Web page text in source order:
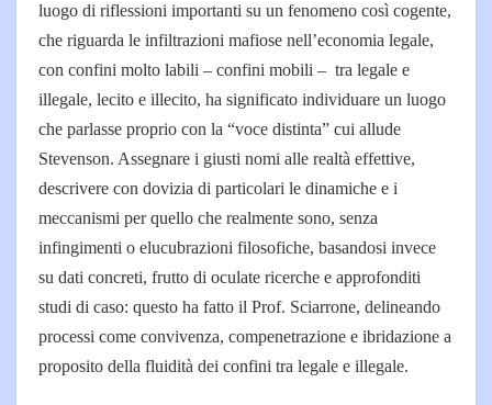
luogo di riflessioni importanti su un fenomeno così cogente,
che riguarda le infiltrazioni mafiose nell’economia legale,
con confini molto labili – confini mobili – tra legale e
illegale, lecito e illecito, ha significato individuare un luogo
che parlasse proprio con la “voce distinta” cui allude
Stevenson. Assegnare i giusti nomi alle realtà effettive,
descrivere con dovizia di particolari le dinamiche e i
meccanismi per quello che realmente sono, senza
infingimenti o elucubrazioni filosofiche, basandosi invece
su dati concreti, frutto di oculate ricerche e approfonditi
studi di caso: questo ha fatto il Prof. Sciarrone, delineando
processi come convivenza, compenetrazione e ibridazione a
proposito della fluidità dei confini tra legale e illegale.